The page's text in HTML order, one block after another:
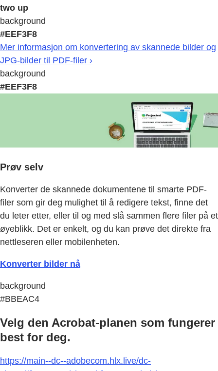
two up
background
#EEF3F8
Mer informasjon om konvertering av skannede bilder og
JPG-bilder til PDF-filer ›
background
#EEF3F8
Prøv selv
Konverter de skannede dokumentene til smarte PDF-
filer som gir deg mulighet til å redigere tekst, finne det
du leter etter, eller til og med slå sammen flere filer på et
øyeblikk. Det er enkelt, og du kan prøve det direkte fra
nettleseren eller mobilenheten.
Konverter bilder nå
background
#BBEAC4
Velg den Acrobat-planen som fungerer
best for deg.
https://main--dc--adobecom.hlx.live/dc-